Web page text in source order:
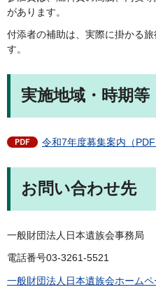
があります。
付添者の補助は、実際に掛かる
す。
実施地域・時期等
令和7年度募集案内（PDF
お問い合わせ先
一般財団法人日本遺族会事務局
電話番号03-3261-5521
一般財団法人日本遺族会ホームペ